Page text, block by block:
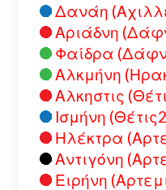
Δανάη
Αριάδνη
Φαίδρα
Αλκμήνη
Αλκηστις
Ισμήνη
Ηλέκτρα
Αντιγόνη
Ειρήνη